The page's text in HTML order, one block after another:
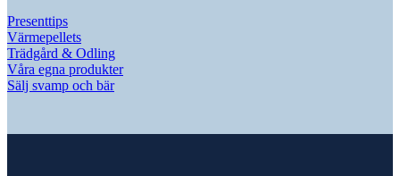
Presenttips
Värmepellets
Trädgård & Odling
Våra egna produkter
Sälj svamp och bär